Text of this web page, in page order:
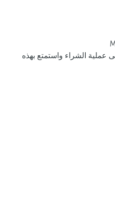
عملية الشراء واستمتع بهذه